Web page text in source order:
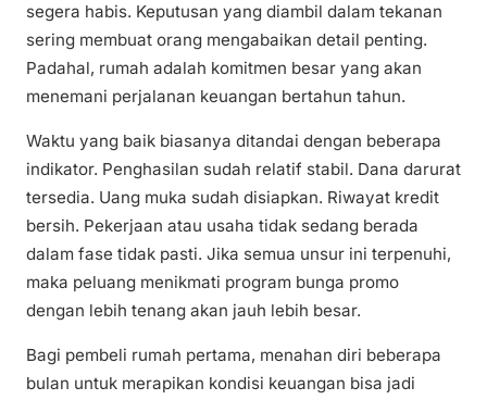
segera habis. Keputusan yang diambil dalam tekanan
sering membuat orang mengabaikan detail penting.
Padahal, rumah adalah komitmen besar yang akan
menemani perjalanan keuangan bertahun tahun.
Waktu yang baik biasanya ditandai dengan beberapa
indikator. Penghasilan sudah relatif stabil. Dana darurat
tersedia. Uang muka sudah disiapkan. Riwayat kredit
bersih. Pekerjaan atau usaha tidak sedang berada
dalam fase tidak pasti. Jika semua unsur ini terpenuhi,
maka peluang menikmati program bunga promo
dengan lebih tenang akan jauh lebih besar.
Bagi pembeli rumah pertama, menahan diri beberapa
bulan untuk merapikan kondisi keuangan bisa jadi